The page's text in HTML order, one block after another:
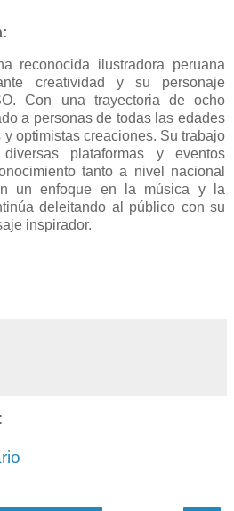
reconocida ilustradora peruana
creatividad y su personaje
Con una trayectoria de ocho
a personas de todas las edades
optimistas creaciones. Su trabajo
plataformas y eventos
tanto a nivel nacional
un enfoque en la música y la
deleitando al público con su
inspirador.